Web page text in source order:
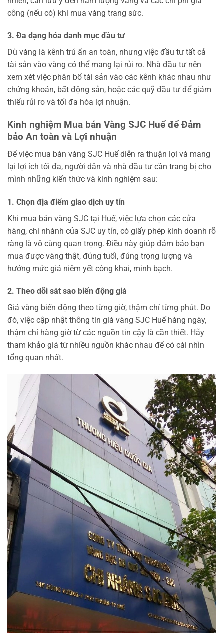
công (nếu có) khi mua vàng trang sức.
3. Đa dạng hóa danh mục đầu tư
Dù vàng là kênh trú ẩn an toàn, nhưng việc đầu tư tất cả
tài sản vào vàng có thể mang lại rủi ro. Nhà đầu tư nên
xem xét việc phân bổ tài sản vào các kênh khác nhau như
chứng khoán, bất động sản, hoặc các quỹ đầu tư để giảm
thiểu rủi ro và tối đa hóa lợi nhuận.
Kinh nghiệm Mua bán Vàng SJC Huế để Đảm
bảo An toàn và Lợi nhuận
Để việc mua bán vàng SJC Huế diễn ra thuận lợi và mang
lại lợi ích tối đa, người dân và nhà đầu tư cần trang bị cho
mình những kiến thức và kinh nghiệm sau:
1. Chọn địa điểm giao dịch uy tín
Khi mua bán vàng SJC tại Huế, việc lựa chọn các cửa
hàng, chi nhánh của SJC uy tín, có giấy phép kinh doanh rõ
ràng là vô cùng quan trọng. Điều này giúp đảm bảo bạn
mua được vàng thật, đúng tuổi, đúng trọng lượng và
hưởng mức giá niêm yết công khai, minh bạch.
2. Theo dõi sát sao biến động giá
Giá vàng biến động theo từng giờ, thậm chí từng phút. Do
đó, việc cập nhật thông tin giá vàng SJC Huế hàng ngày,
thậm chí hàng giờ từ các nguồn tin cậy là cần thiết. Hãy
tham khảo giá từ nhiều nguồn khác nhau để có cái nhìn
tổng quan nhất.